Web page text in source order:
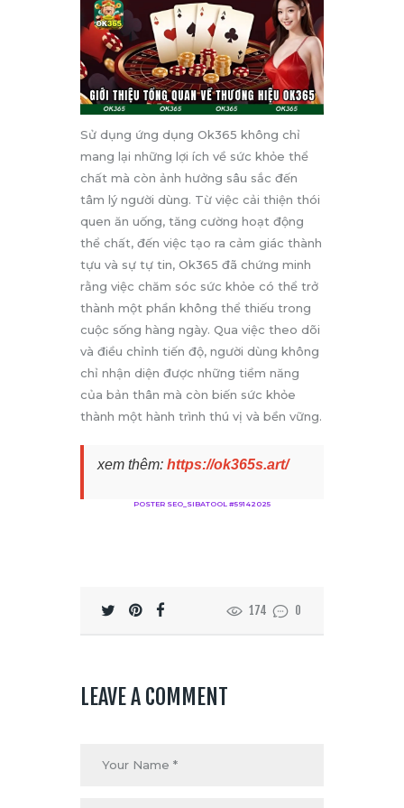
Sử dụng ứng dụng Ok365 không chỉ
mang lại những lợi ích về sức khỏe thể
chất mà còn ảnh hưởng sâu sắc đến
tâm lý người dùng. Từ việc cải thiện thói
quen ăn uống, tăng cường hoạt động
thể chất, đến việc tạo ra cảm giác thành
tựu và sự tự tin, Ok365 đã chứng minh
rằng việc chăm sóc sức khỏe có thể trở
thành một phần không thể thiếu trong
cuộc sống hàng ngày. Qua việc theo dõi
và điều chỉnh tiến độ, người dùng không
chỉ nhận diện được những tiềm năng
của bản thân mà còn biến sức khỏe
thành một hành trình thú vị và bền vững.
xem thêm: https://ok365s.art/
POSTER SEO_SIBATOOL #59142025
174 0
LEAVE A COMMENT